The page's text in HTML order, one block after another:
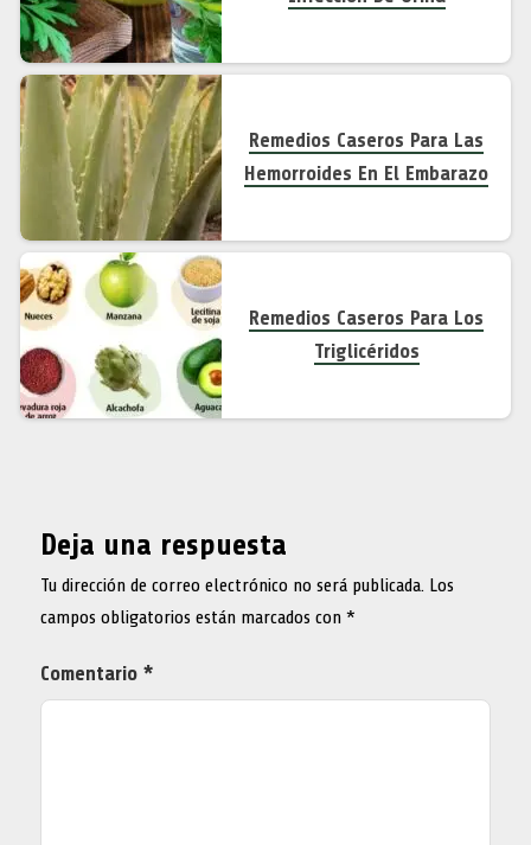
Remedios Caseros Para Las
Hemorroides En El Embarazo
Remedios Caseros Para Los
Triglicéridos
Deja una respuesta
Tu dirección de correo electrónico no será publicada. Los
campos obligatorios están marcados con *
Comentario *